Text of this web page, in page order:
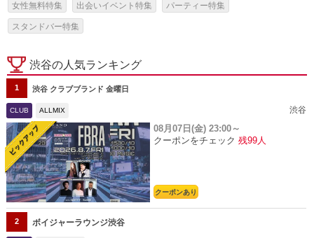
女性無料特集 出会いイベント特集 パーティー特集
スタンドバー特集
渋谷の人気ランキング
1 渋谷 クラブブランド 金曜日
CLUB ALLMIX 渋谷
08月07日(金) 23:00～
クーポンをチェック 残99人
クーポンあり
2 ボイジャーラウンジ渋谷